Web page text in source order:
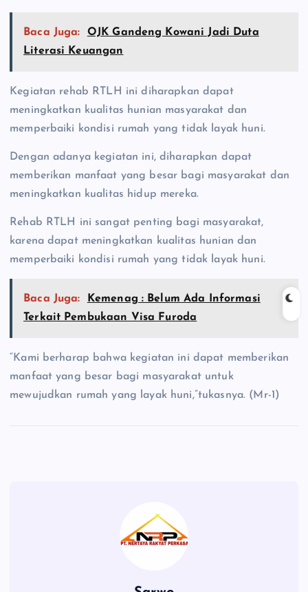
Baca Juga:
OJK Gandeng Kowani Jadi Duta
Literasi Keuangan
Kegiatan rehab RTLH ini diharapkan dapat
meningkatkan kualitas hunian masyarakat dan
memperbaiki kondisi rumah yang tidak layak huni.
Dengan adanya kegiatan ini, diharapkan dapat
memberikan manfaat yang besar bagi masyarakat dan
meningkatkan kualitas hidup mereka.
Rehab RTLH ini sangat penting bagi masyarakat,
karena dapat meningkatkan kualitas hunian dan
memperbaiki kondisi rumah yang tidak layak huni.
Baca Juga:
Kemenag : Belum Ada Informasi
Terkait Pembukaan Visa Furoda
“Kami berharap bahwa kegiatan ini dapat memberikan
manfaat yang besar bagi masyarakat untuk
mewujudkan rumah yang layak huni,”tukasnya. (Mr-1)